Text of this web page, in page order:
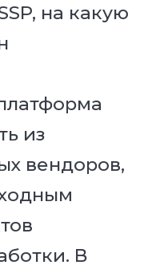
на какую
из
вендоров,
В